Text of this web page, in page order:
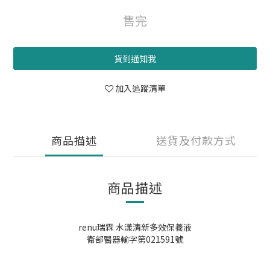
售完
貨到通知我
加入追蹤清單
商品描述 送貨及付款方式
商品描述
renu瑞霖 水漾清新多效保養液
衛部醫器輸字第021591號